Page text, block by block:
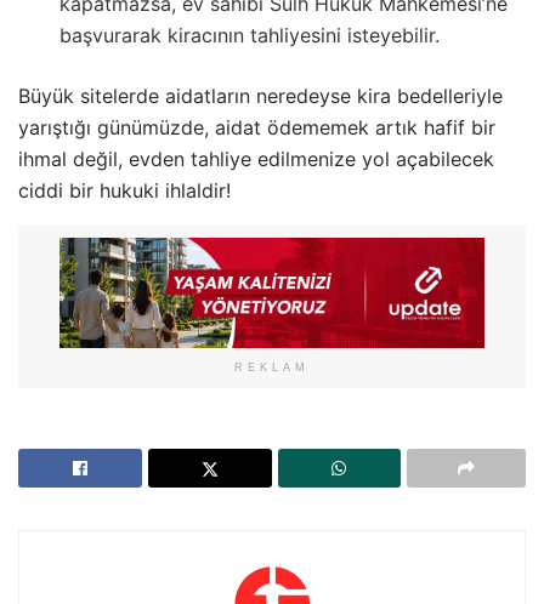
başvurarak kiracının tahliyesini isteyebilir.
Büyük sitelerde aidatların neredeyse kira bedelleriyle
yarıştığı günümüzde, aidat ödememek artık hafif bir
ihmal değil, evden tahliye edilmenize yol açabilecek
ciddi bir hukuki ihlaldir!
REKLAM